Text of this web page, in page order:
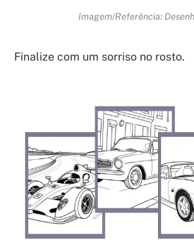
Imagem/Referência:
Finalize com um sorriso no rosto.